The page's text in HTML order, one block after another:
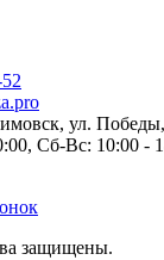
ул.
Сб-Вс: 10:00 -
защищены.